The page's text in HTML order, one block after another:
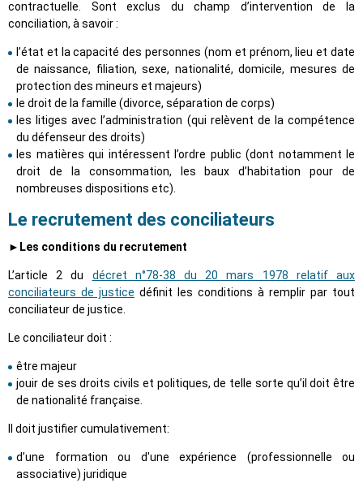
contractuelle. Sont exclus du champ d’intervention de la
conciliation, à savoir :
l’état et la capacité des personnes (nom et prénom, lieu et date
de naissance, filiation, sexe, nationalité, domicile, mesures de
protection des mineurs et majeurs)
le droit de la famille (divorce, séparation de corps)
les litiges avec l’administration (qui relèvent de la compétence
du défenseur des droits)
les matières qui intéressent l’ordre public (dont notamment le
droit de la consommation, les baux d’habitation pour de
nombreuses dispositions etc).
Le recrutement des conciliateurs
►Les conditions du recrutement
L’article 2 du décret n°78-38 du 20 mars 1978 relatif aux
conciliateurs de justice définit les conditions à remplir par tout
conciliateur de justice.
Le conciliateur doit :
être majeur
jouir de ses droits civils et politiques, de telle sorte qu’il doit être
de nationalité française.
Il doit justifier cumulativement:
d’une formation ou d'une expérience (professionnelle ou
associative) juridique